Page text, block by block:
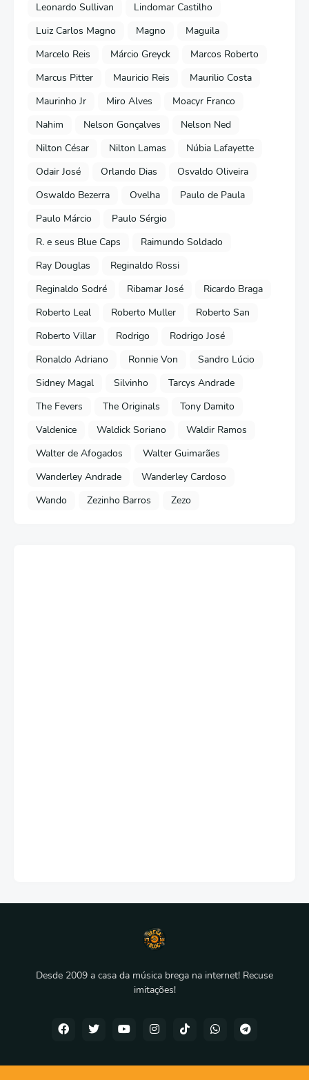
Leonardo Sullivan
Lindomar Castilho
Luiz Carlos Magno
Magno
Maguila
Marcelo Reis
Márcio Greyck
Marcos Roberto
Marcus Pitter
Mauricio Reis
Maurilio Costa
Maurinho Jr
Miro Alves
Moacyr Franco
Nahim
Nelson Gonçalves
Nelson Ned
Nilton César
Nilton Lamas
Núbia Lafayette
Odair José
Orlando Dias
Osvaldo Oliveira
Oswaldo Bezerra
Ovelha
Paulo de Paula
Paulo Márcio
Paulo Sérgio
R. e seus Blue Caps
Raimundo Soldado
Ray Douglas
Reginaldo Rossi
Reginaldo Sodré
Ribamar José
Ricardo Braga
Roberto Leal
Roberto Muller
Roberto San
Roberto Villar
Rodrigo
Rodrigo José
Ronaldo Adriano
Ronnie Von
Sandro Lúcio
Sidney Magal
Silvinho
Tarcys Andrade
The Fevers
The Originals
Tony Damito
Valdenice
Waldick Soriano
Waldir Ramos
Walter de Afogados
Walter Guimarães
Wanderley Andrade
Wanderley Cardoso
Wando
Zezinho Barros Zezo
Desde 2009 a casa da música brega na internet! Recuse
imitações!